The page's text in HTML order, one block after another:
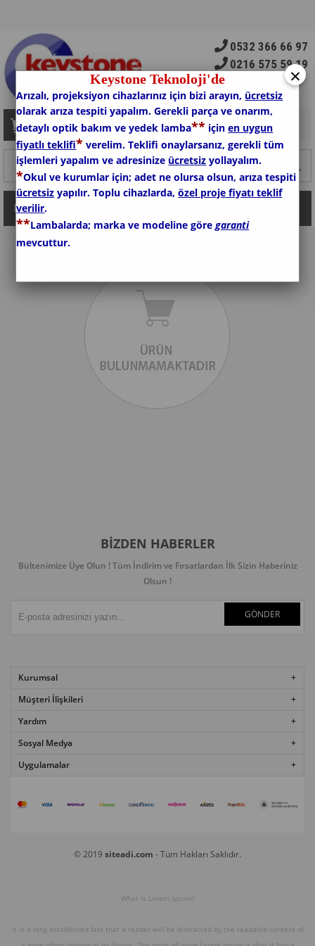
0532 366 66 97
0216 575 59 19
Sepetim 0 Ürün
Kategoriler
BIZDEN HABERLER
Bültenimize Üye Olun ! Tüm İndirim ve Fırsatlardan İlk Sizin Haberiniz
Olsun !
GÖNDER
Kurumsal
Müşteri İlişkileri
Yardım
Sosyal Medya
Uygulamalar
© 2019 siteadi.com - Tüm Hakları Saklıdır.
What is Lorem Ipsum?
It is a long established fact that a reader will be distracted by the readable content of
×
Keystone Teknoloji'de
Arızalı, projeksiyon cihazlarınız için bizi arayın, ücretsiz
olarak arıza tespiti yapalım. Gerekli parça ve onarım,
detaylı optik bakım ve yedek lamba** içinen uygun
fiyatlı teklifi* verelim. Teklifi onaylarsanız, gerekli tüm
işlemleri yapalım ve adresinize ücretsiz yollayalım.
*Okul ve kurumlar için; adet ne olursa olsun, arıza tespiti
ücretsiz yapılır. Toplu cihazlarda,özel proje fiyatı teklif
verilir.
**Lambalarda; marka ve modeline göregaranti
mevcuttur.